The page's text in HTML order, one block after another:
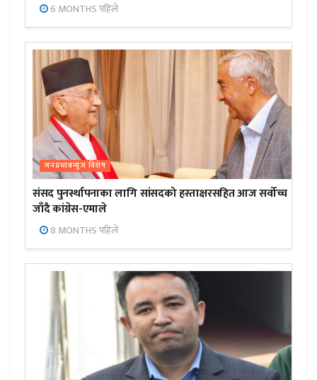
6 MONTHS पहिले
जनप्रभाबन्युज विशेष
संसद पुनर्स्थापनाका लागि सांसदको हस्ताक्षरसहित आज सर्वोच्च
जाँदै कांग्रेस-एमाले
8 MONTHS पहिले